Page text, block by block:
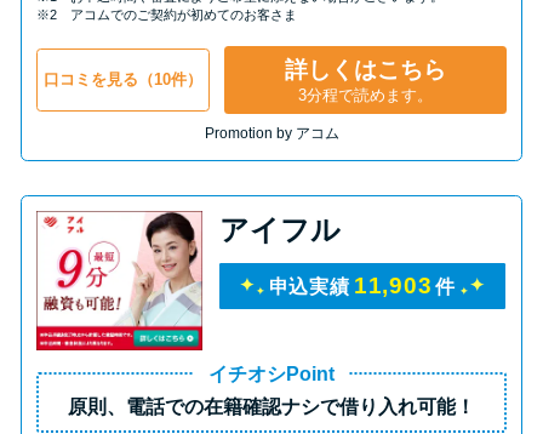
ブラックでもお金を借りるに
は？3つの判断基準と工面法
アコムはブラックでも審査に通
る？ 自分がブラックか確かめる
方法
アコムとレイクどっちがいい
の？ カードローンの選び方を徹
底解説！
※2 アコムでのご契約が初めてのお客さま
口コミを見る（10件） 詳しくはこちら
3分程で読めます。
Promotion by アコム
アイフル
申込実績 11,903 件
イチオシPoint
原則、 電話での在籍確認ナシで借り入れ可能！